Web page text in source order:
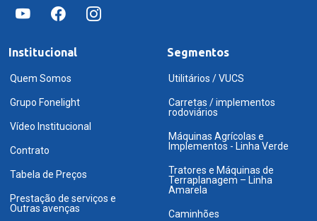
Institucional
Quem Somos
Grupo Fonelight
Vídeo Institucional
Contrato
Tabela de Preços
Prestação de serviços e
Outras avenças
Segmentos
Utilitários / VUCS
Carretas / implementos
rodoviários
Máquinas Agrícolas e
Implementos - Linha Verde
Tratores e Máquinas de
Terraplanagem – Linha
Amarela
Caminhões